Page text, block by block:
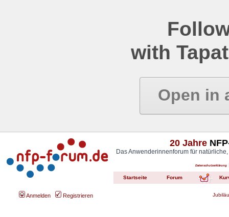
with
Open in
20 Jahre
Das Anwenderinnenforum für
Datenschutzerklärung
Startseite Forum
Anmelden Registrieren